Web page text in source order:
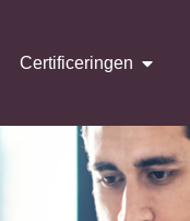
Certificeringen